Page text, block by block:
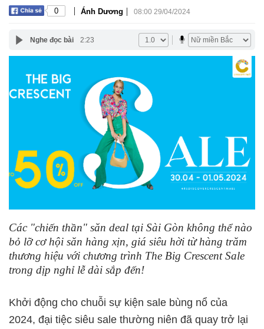
0 | Ánh Dương | 08:00 29/04/2024
Nghe đọc bài 2:23
Các "chiến thần" săn deal tại Sài Gòn không thể nào
bỏ lỡ cơ hội săn hàng xịn, giá siêu hời từ hàng trăm
thương hiệu với chương trình The Big Crescent Sale
trong dịp nghỉ lễ dài sắp đến!
Khởi động cho chuỗi sự kiện sale bùng nổ của
2024, đại tiệc siêu sale thường niên đã quay trở lại